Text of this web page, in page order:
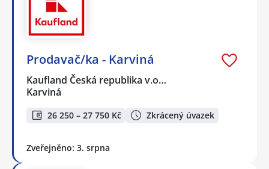
Prodavač/ka - Karviná
Kaufland Česká republika v.o…
Karviná
26 250 – 27 750 Kč Zkrácený úvazek
Zveřejněno: 3. srpna